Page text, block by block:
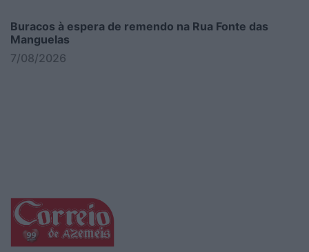
Buracos à espera de remendo na Rua Fonte das
Manguelas
7/08/2026